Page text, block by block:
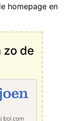
homepage en
zo de